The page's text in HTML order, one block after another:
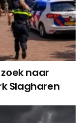
naar
Slagharen